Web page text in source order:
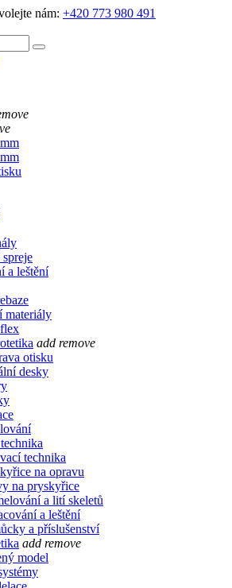
nám: +420 773 980 491
a leštění
materiály
add remove
otisku
desky
technika
na opravu
na pryskyřice
a lití skeletů
a leštění
a příslušenství
add remove
model